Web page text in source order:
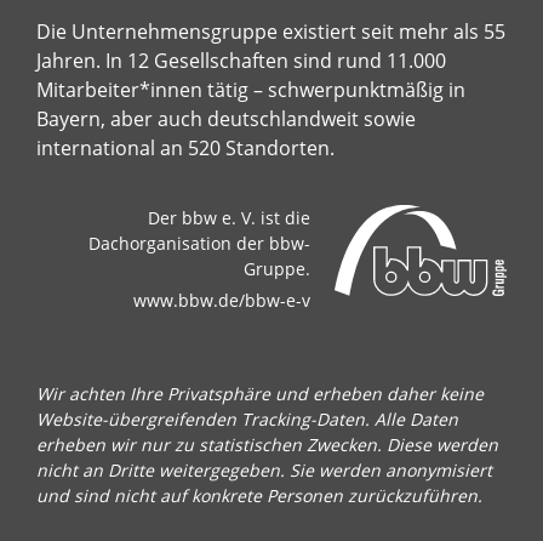
Die Unternehmensgruppe existiert seit mehr als 55
Jahren. In 12 Gesellschaften sind rund 11.000
Mitarbeiter*innen tätig – schwerpunktmäßig in
Bayern, aber auch deutschlandweit sowie
international an 520 Standorten.
Der bbw e. V. ist die
Dachorganisation der bbw-
Gruppe.
www.bbw.de/bbw-e-v
Wir achten Ihre Privatsphäre und erheben daher keine
Website-übergreifenden Tracking-Daten. Alle Daten
erheben wir nur zu statistischen Zwecken. Diese werden
nicht an Dritte weitergegeben. Sie werden anonymisiert
und sind nicht auf konkrete Personen zurückzuführen.